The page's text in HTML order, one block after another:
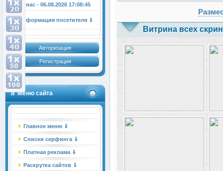
У нас - 06.08.2026 17:08:45
Информация посетителя ⇓
Авторизация
Регистрация
Меню сайта
Главное меню ⇓
Списки серфинга ⇓
Платная реклама ⇓
Раскрутка сайтов ⇓
Витрина всех